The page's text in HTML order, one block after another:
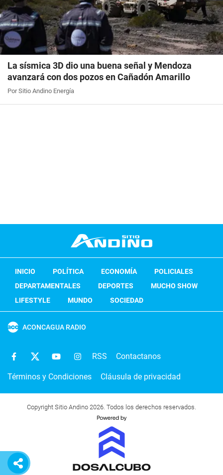
La sísmica 3D dio una buena señal y Mendoza
avanzará con dos pozos en Cañadón Amarillo
Por Sitio Andino Energía
INICIO POLÍTICA ECONOMÍA
POLICIALES
DEPARTAMENTALES
DEPORTES
MUCHO SHOW
LIFESTYLE
MUNDO SOCIEDAD
ACONCAGUA RADIO
RSS Contactanos
Términos y Condiciones Cláusula de privacidad
Copyright Sitio Andino 2026. Todos los derechos reservados.